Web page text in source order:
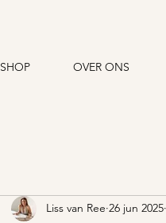
SHOP OVER ONS
Liss van Ree 26 jun 2025